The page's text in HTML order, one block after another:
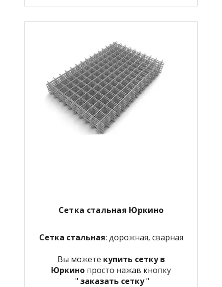
Сетка стальная Юркино
Сетка стальная: дорожная, сварная
Вы можете купить сетку в
Юркино просто нажав кнопку
" заказать сетку"